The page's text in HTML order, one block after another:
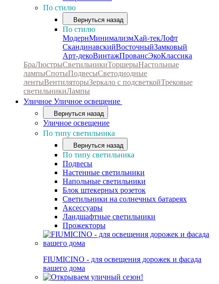
По стилю
Вернуться назад
По стилю
МодернМинимализмХай-текЛофт
СкандинавскийВосточныйЗамковый
Арт-декоВинтажПровансЭкоКлассика
БраЛюстрыСветильникиТоршерыНастольные
лампыСпотыПодвесыСветодиодные
лентыВентиляторыЗеркало с подсветкойТрековые
светильникиЛампы
Уличное Уличное освещение
Вернуться назад
Уличное освещение
По типу светильника
Вернуться назад
По типу светильника
Подвесы
Настенные светильники
Напольные светильники
Блок штекерных розеток
Светильники на солнечных батареях
Аксессуары
Ландшафтные светильники
Прожекторы
FIUMICINO - для освещения дорожек и фасада
вашего дома